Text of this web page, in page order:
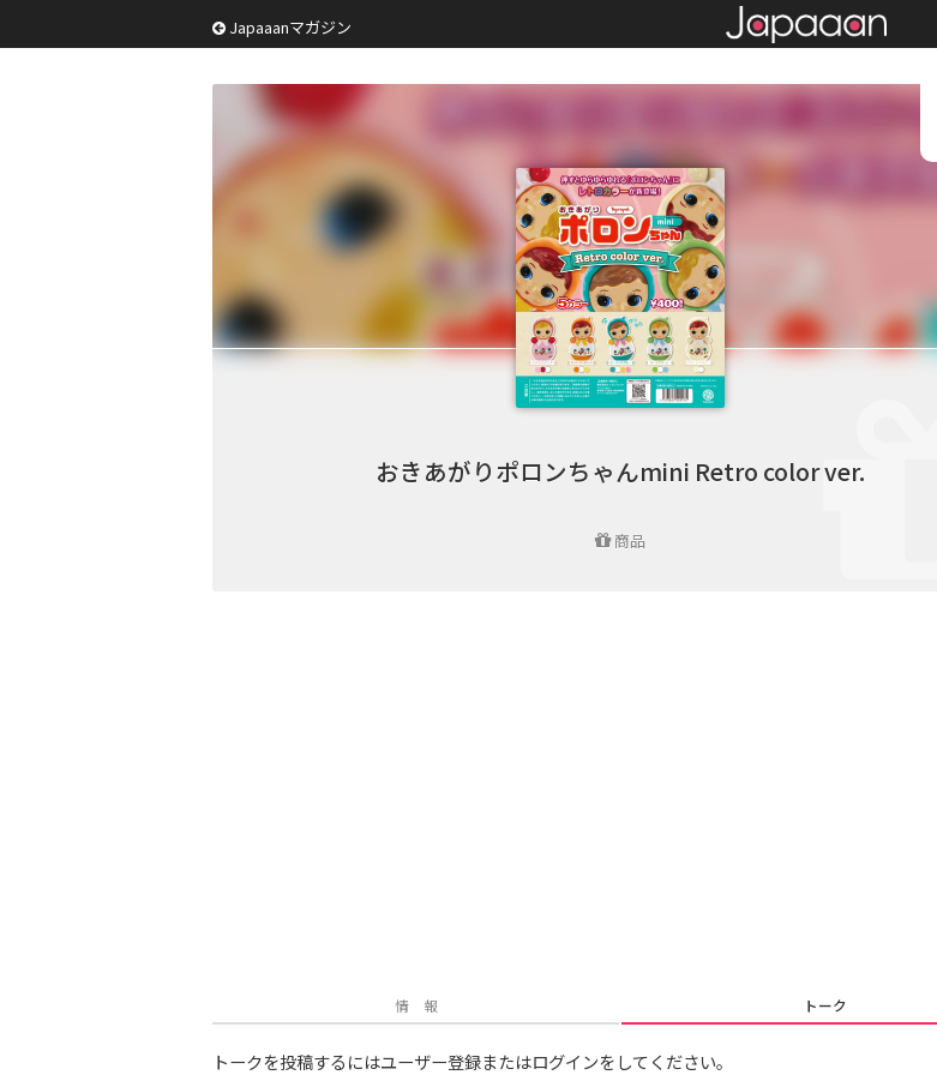
Japaaanマガジン
おきあがりポロンちゃんmini Retro color ver.
商品
情 報 トーク
トークを投稿するにはユーザー登録またはログインをしてください。